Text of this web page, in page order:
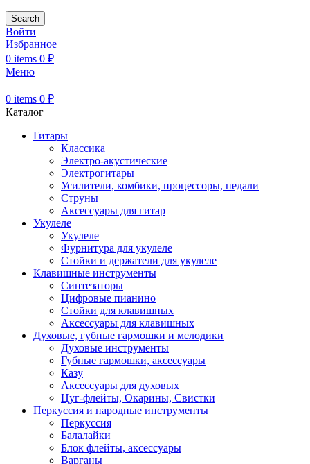
Search
Войти
Избранное
0 items 0 ₽
Меню
0 items 0 ₽
Каталог
Гитары
Классика
Электро-акустические
Электрогитары
Усилители, комбики, процессоры, педали
Струны
Аксессуары для гитар
Укулеле
Укулеле
Фурнитура для укулеле
Стойки и держатели для укулеле
Клавишные инструменты
Синтезаторы
Цифровые пианино
Стойки для клавишных
Аксессуары для клавишных
Духовые, губные гармошки и мелодики
Духовые инструменты
Губные гармошки, аксессуары
Казу
Аксессуары для духовых
Цуг-флейты, Окарины, Свистки
Перкуссия и народные инструменты
Перкуссия
Балалайки
Блок флейты, аксессуары
Варганы